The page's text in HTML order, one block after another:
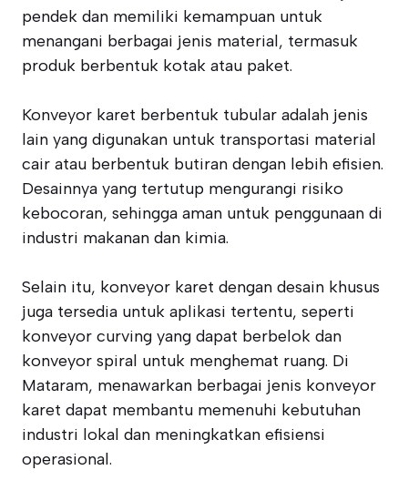
pendek dan memiliki kemampuan untuk
menangani berbagai jenis material, termasuk
produk berbentuk kotak atau paket.
Konveyor karet berbentuk tubular adalah jenis
lain yang digunakan untuk transportasi material
cair atau berbentuk butiran dengan lebih efisien.
Desainnya yang tertutup mengurangi risiko
kebocoran, sehingga aman untuk penggunaan di
industri makanan dan kimia.
Selain itu, konveyor karet dengan desain khusus
juga tersedia untuk aplikasi tertentu, seperti
konveyor curving yang dapat berbelok dan
konveyor spiral untuk menghemat ruang. Di
Mataram, menawarkan berbagai jenis konveyor
karet dapat membantu memenuhi kebutuhan
industri lokal dan meningkatkan efisiensi
operasional.